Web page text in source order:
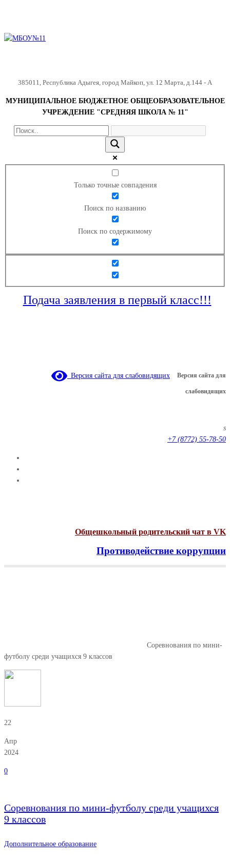
385011, Республика Адыгея, город Майкоп, ул. 12 Марта, д.144 - А
МУНИЦИПАЛЬНОЕ БЮДЖЕТНОЕ ОБЩЕОБРАЗОВАТЕЛЬНОЕ
УЧРЕЖДЕНИЕ "СРЕДНЯЯ ШКОЛА № 11"
Только точные совпадения
Поиск по названию
Поиск по содержимому
Подача заявления в первый класс!!!
Версия сайта для слабовидящих Версия сайта для
слабовидящих
s
+7 (8772) 55-78-50
Общешкольный родительский чат в VK
Противодействие коррупции
Соревнования по мини-
футболу среди учащихся 9 классов
22
Апр
2024
0
Соревнования по мини-футболу среди учащихся
9 классов
Дополнительное образование